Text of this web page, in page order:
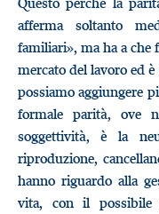
afferma soltanto
familiari», ma ha a che
mercato del lavoro ed
possiamo aggiungere
formale parità, ove
soggettività, è la
riproduzione,
hanno riguardo alla
vita, con il